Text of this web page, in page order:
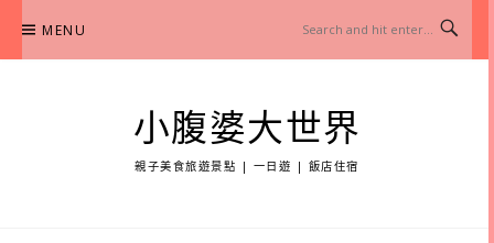
content
MENU
小腹婆大世界
親子美食旅遊景點 | 一日遊 | 飯店住宿